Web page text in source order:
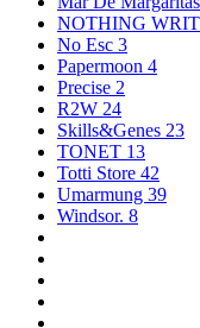
NOTHING
No Esc 3
Papermoon 4
Precise 2
R2W 24
Skills&Genes 23
TONET 13
Totti Store 42
Umarmung 39
Windsor. 8